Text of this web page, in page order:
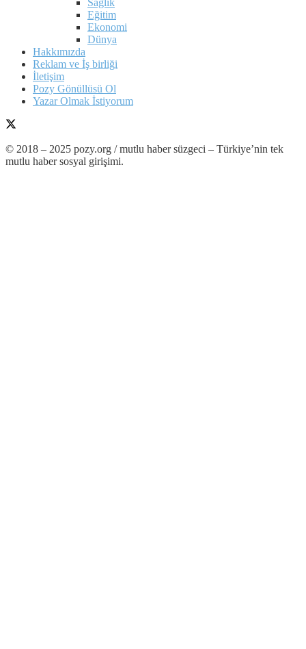
Eğitim
Ekonomi
Dünya
Hakkımızda
Reklam ve İş birliği
İletişim
Pozy Gönüllüsü Ol
Yazar Olmak İstiyorum
© 2018 – 2025 pozy.org / mutlu haber süzgeci – Türkiye’nin tek
mutlu haber sosyal girişimi.